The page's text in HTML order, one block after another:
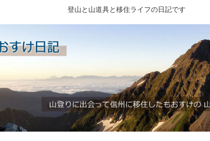
登山と山道具と移住ライフの日記です